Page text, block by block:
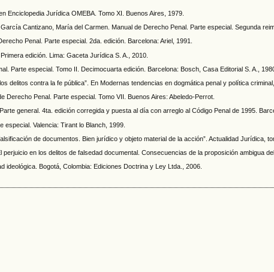
Enciclopedia Jurídica OMEBA. Tomo XI. Buenos Aires, 1979.
Cantizano, María del Carmen. Manual de Derecho Penal. Parte especial. Segunda
Penal. Parte especial. 2da. edición. Barcelona: Ariel, 1991.
edición. Lima: Gaceta Jurídica S. A., 2010.
Parte especial. Tomo II. Decimocuarta edición. Barcelona: Bosch, Casa Editorial S. A.,
delitos contra la fe pública”. En Modernas tendencias en dogmática penal y política
Derecho Penal. Parte especial. Tomo VII. Buenos Aires: Abeledo-Perrot.
general. 4ta. edición corregida y puesta al día con arreglo al Código Penal de 1995.
especial. Valencia: Tirant lo Blanch, 1999.
de documentos. Bien jurídico y objeto material de la acción”. Actualidad Jurídica,
en los delitos de falsedad documental. Consecuencias de la proposición ambigua
ideológica. Bogotá, Colombia: Ediciones Doctrina y Ley Ltda., 2006.